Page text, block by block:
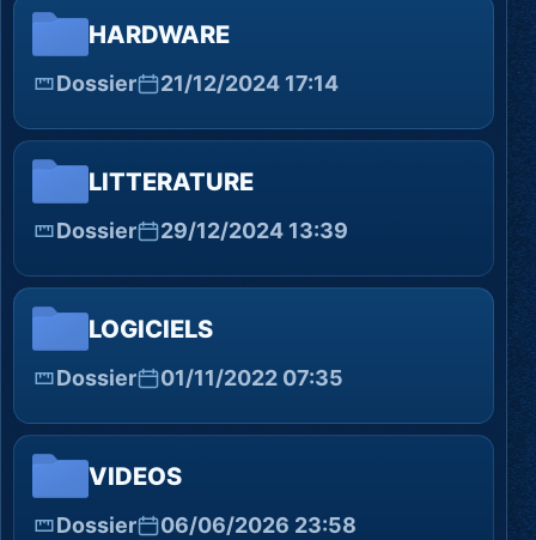
HARDWARE
Dossier 21/12/2024 17:14
LITTERATURE
Dossier 29/12/2024 13:39
LOGICIELS
Dossier 01/11/2022 07:35
VIDEOS
Dossier 06/06/2026 23:58